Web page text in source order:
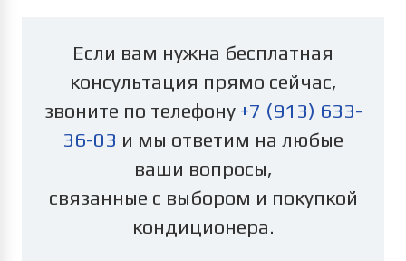
Если вам нужна бесплатная
консультация прямо сейчас,
звоните по телефону +7 (913) 633-
36-03 и мы ответим на любые
ваши вопросы,
связанные с выбором и покупкой
кондиционера.